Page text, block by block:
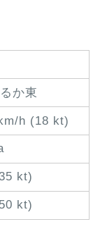
か東
h (18 kt)
kt)
kt)